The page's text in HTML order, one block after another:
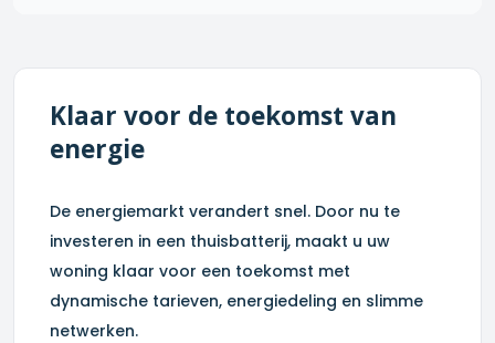
Klaar voor de toekomst van
energie
De energiemarkt verandert snel. Door nu te
investeren in een thuisbatterij, maakt u uw
woning klaar voor een toekomst met
dynamische tarieven, energiedeling en slimme
netwerken.